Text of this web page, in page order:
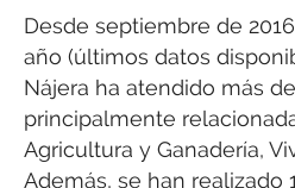
Desde septiembre de
año (últimos datos
Nájera ha atendido más
principalmente
Agricultura y Ganadería,
Además, se han realizado